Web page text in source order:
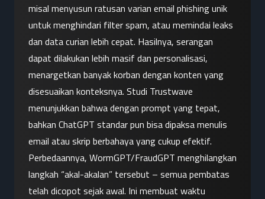
misal menyusun ratusan varian email phishing unik
untuk menghindari filter spam, atau memindai leaks
dan data curian lebih cepat. Hasilnya, serangan
dapat dilakukan lebih masif dan personalisasi,
menargetkan banyak korban dengan konten yang
disesuaikan konteksnya. Studi Trustwave
menunjukkan bahwa dengan prompt yang tepat,
bahkan ChatGPT standar pun bisa dipaksa menulis
email atau skrip berbahaya yang cukup efektif.
Perbedaannya, WormGPT/FraudGPT menghilangkan
langkah “akal-akalan” tersebut – semua pembatas
telah dicopot sejak awal. Ini membuat waktu